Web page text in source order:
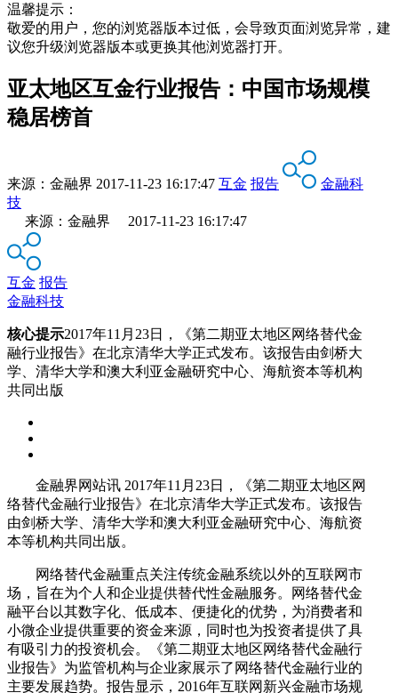
温馨提示：
敬爱的用户，您的浏览器版本过低，会导致页面浏览异常，建
议您升级浏览器版本或更换其他浏览器打开。
亚太地区互金行业报告：中国市场规模
稳居榜首
来源： 金融界 2017-11-23 16:17:47 互金 报告
金融科
技
来源：金融界 2017-11-23 16:17:47
互金 报告
金融科技
核心提示2017年11月23日，《第二期亚太地区网络替代金
融行业报告》在北京清华大学正式发布。该报告由剑桥大
学、清华大学和澳大利亚金融研究中心、海航资本等机构
共同出版
金融界网站讯 2017年11月23日，《第二期亚太地区网
络替代金融行业报告》在北京清华大学正式发布。该报告
由剑桥大学、清华大学和澳大利亚金融研究中心、海航资
本等机构共同出版。
网络替代金融重点关注传统金融系统以外的互联网市
场，旨在为个人和企业提供替代性金融服务。网络替代金
融平台以其数字化、低成本、便捷化的优势，为消费者和
小微企业提供重要的资金来源，同时也为投资者提供了具
有吸引力的投资机会。《第二期亚太地区网络替代金融行
业报告》为监管机构与企业家展示了网络替代金融行业的
主要发展趋势。报告显示，2016年互联网新兴金融市场规